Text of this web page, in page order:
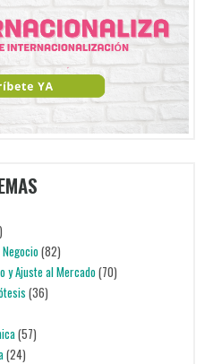
(82)
y Ajuste al Mercado(70)
(36)
(57)
(24)